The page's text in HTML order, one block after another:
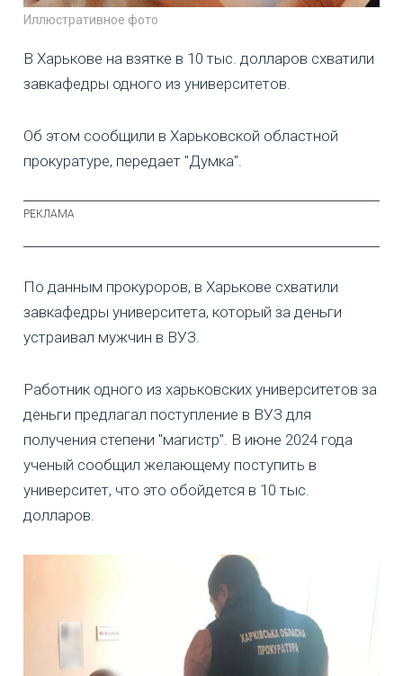
Иллюстративное фото
В Харькове на взятке в 10 тыс. долларов схватили
завкафедры одного из университетов.
Об этом сообщили в Харьковской областной
прокуратуре, передает "Думка".
По данным прокуроров, в Харькове схватили
завкафедры университета, который за деньги
устраивал мужчин в ВУЗ.
Работник одного из харьковских университетов за
деньги предлагал поступление в ВУЗ для
получения степени "магистр". В июне 2024 года
ученый сообщил желающему поступить в
университет, что это обойдется в 10 тыс.
долларов.